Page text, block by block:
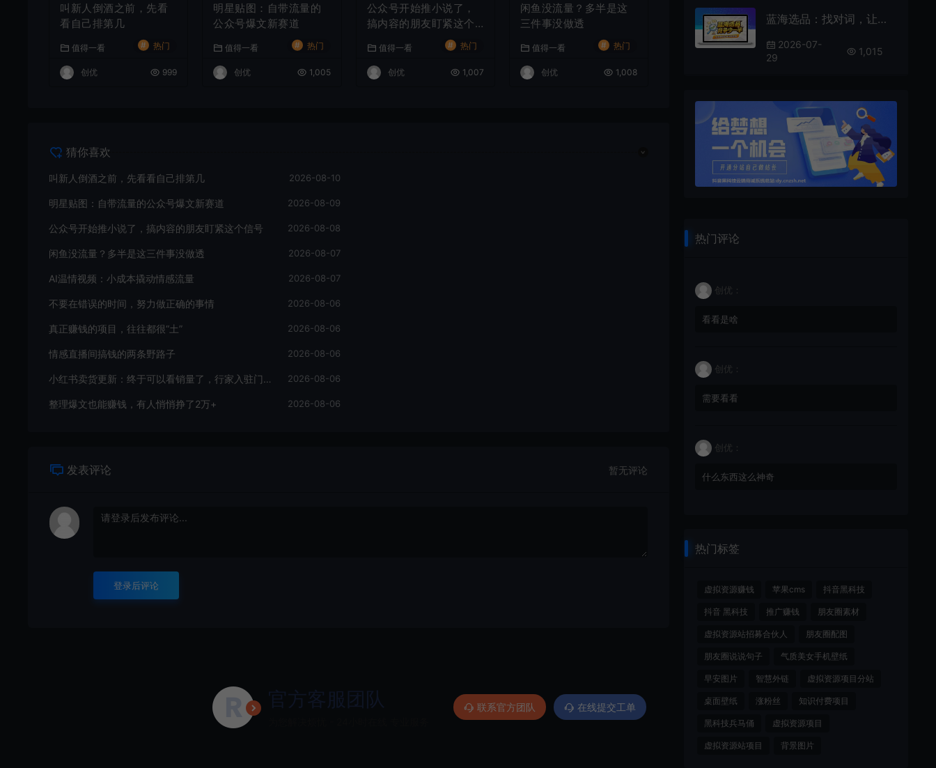
叫新人倒酒之前，先看
看自己排第几
值得一看 # 热门
创优 999
明星贴图：自带流量的
公众号爆文新赛道
值得一看 # 热门
创优 1,005
公众号开始推小说了，
搞内容的朋友盯紧这个
值得一看 # 热门
创优 1,007
闲鱼没流量？多半是这
三件事没做透
值得一看 # 热门
创优 1,008
猜你喜欢
叫新人倒酒之前，先看看自己排第几 2026-08-10
明星贴图：自带流量的公众号爆文新赛道 2026-08-09
公众号开始推小说了，搞内容的朋友盯紧这个信号 2026-08-08
闲鱼没流量？多半是这三件事没做透 2026-08-07
AI温情视频：小成本撬动情感流量 2026-08-07
不要在错误的时间，努力做正确的事情 2026-08-06
真正赚钱的项目，往往都很“土” 2026-08-06
情感直播间搞钱的两条野路子 2026-08-06
小红书卖货更新：终于可以看销量了，行家入驻门槛曝光 2026-08-06
整理爆文也能赚钱，有人悄悄挣了2万+ 2026-08-06
发表评论 暂无评论
登录后评论
官方客服团队 联系官方团队 在线提交工单
蓝海选品：找对词，让竞争少一半
2026-07-
29
1,015
热门评论
创优：
看看是啥
创优：
需要看看
创优：
什么东西这么神奇
热门标签
虚拟资源赚钱 苹果cms 抖音黑科技
抖音 黑科技 推广赚钱 朋友圈素材
虚拟资源站招募合伙人 朋友圈配图
朋友圈说说句子 气质美女手机壁纸
早安图片 智慧外链 虚拟资源项目分站
桌面壁纸 涨粉丝 知识付费项目
黑科技兵马俑 虚拟资源项目
虚拟资源站项目 背景图片